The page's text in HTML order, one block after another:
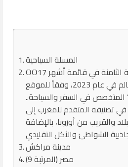
المسلة السياحية
ΟΟاحتل المغرب المرتبة الثامنة في قائمة أشهر 17
وجهة سياحية في العالم في عام 2023، وفقاً للموقع
المتخصص في السفر والسياحة..
تصنيفه المتقدم للمغرب إلى
والقريب من أوروبا، بالإضافة
مدينة مراكش
مصر (المرتبة 9)